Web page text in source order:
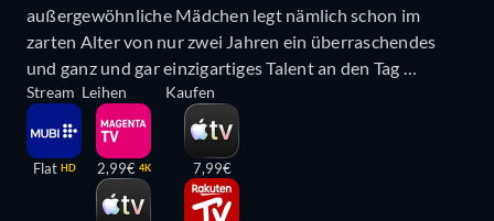
außergewöhnliche Mädchen legt nämlich schon im
zarten Alter von nur zwei Jahren ein überraschendes
und ganz und gar einzigartiges Talent an den Tag …
Stream
Flat HD
Leihen
2,99€ 4K
Kaufen
7,99€